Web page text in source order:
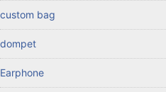
custom bag
dompet
Earphone